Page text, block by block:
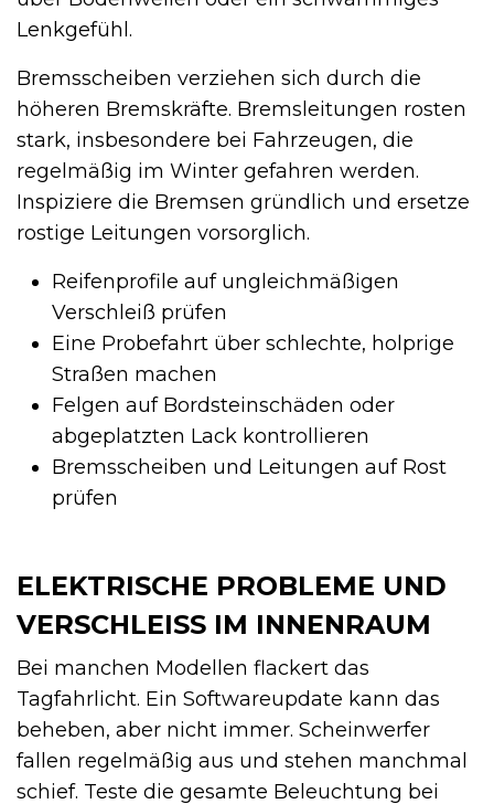
Lenkgefühl.
Bremsscheiben verziehen sich durch die
höheren Bremskräfte. Bremsleitungen rosten
stark, insbesondere bei Fahrzeugen, die
regelmäßig im Winter gefahren werden.
Inspiziere die Bremsen gründlich und ersetze
rostige Leitungen vorsorglich.
Reifenprofile auf ungleichmäßigen
Verschleiß prüfen
Eine Probefahrt über schlechte, holprige
Straßen machen
Felgen auf Bordsteinschäden oder
abgeplatzten Lack kontrollieren
Bremsscheiben und Leitungen auf Rost
prüfen
ELEKTRISCHE PROBLEME UND
VERSCHLEISS IM INNENRAUM
Bei manchen Modellen flackert das
Tagfahrlicht. Ein Softwareupdate kann das
beheben, aber nicht immer. Scheinwerfer
fallen regelmäßig aus und stehen manchmal
schief. Teste die gesamte Beleuchtung bei